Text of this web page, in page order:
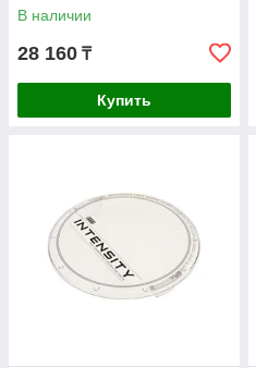
В наличии
28 160 ₸
Купить